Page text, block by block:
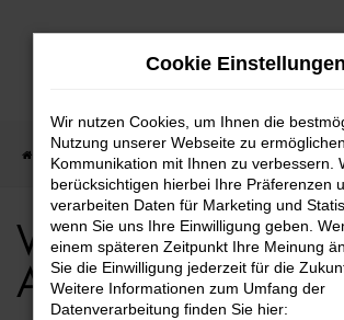
Zum
Startseite Berlin VW ID.5 für Berlin Top
VW ID.5 für Berlin
Angebote
Cookie Einstellungen
Wir nutzen Cookies, um Ihnen die
Nutzung unserer Webseite zu
Kommunikation mit Ihnen zu verbessern.
berücksichtigen hierbei Ihre Präferenzen
verarbeiten Daten für Marketing und
wenn Sie uns Ihre Einwilligung geben.
einem späteren Zeitpunkt Ihre Meinung
Sie die Einwilligung jederzeit für die
Weitere Informationen zum Umfang der
Datenverarbeitung finden Sie hier: